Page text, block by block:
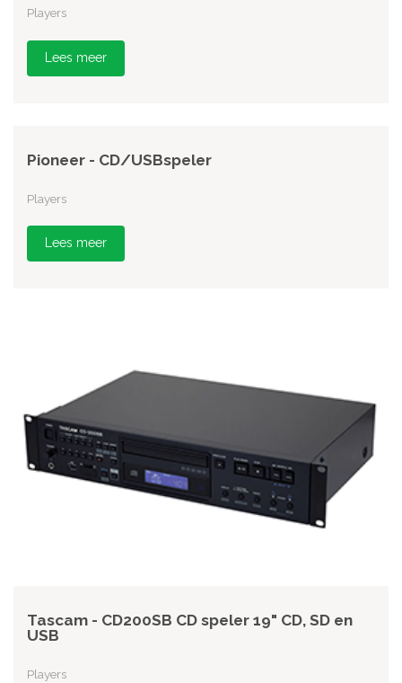
Players
Lees meer
Pioneer - CD/USBspeler
Players
Lees meer
Tascam - CD200SB CD speler 19" CD, SD en
USB
Players